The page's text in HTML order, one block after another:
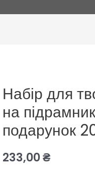
Набір для
на
подарунок
233,00₴